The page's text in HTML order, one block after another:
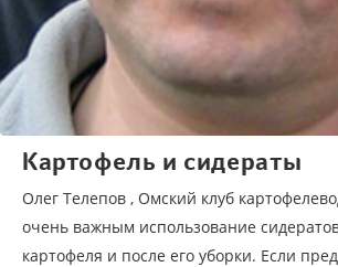
Картофель и сидераты
Олег Телепов , Омский клуб
очень важным использование
картофеля и после его уборки. Если